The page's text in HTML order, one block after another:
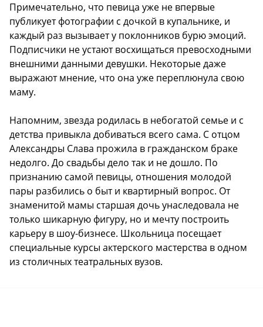
Примечательно, что певица уже не впервые
публикует фотографии с дочкой в купальнике, и
каждый раз вызывает у поклонников бурю эмоций.
Подписчики не устают восхищаться превосходными
внешними данными девушки. Некоторые даже
выражают мнение, что она уже переплюнула свою
маму.
Напомним, звезда родилась в небогатой семье и с
детства привыкла добиваться всего сама. С отцом
Александры Слава прожила в гражданском браке
недолго. До свадьбы дело так и не дошло. По
признанию самой певицы, отношения молодой
пары разбились о быт и квартирный вопрос. От
знаменитой мамы старшая дочь унаследовала не
только шикарную фигуру, но и мечту построить
карьеру в шоу-бизнесе. Школьница посещает
специальные курсы актерского мастерства в одном
из столичных театральных вузов.